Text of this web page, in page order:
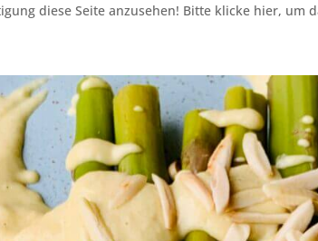
diese Seite anzusehen! Bitte klicke hier, um